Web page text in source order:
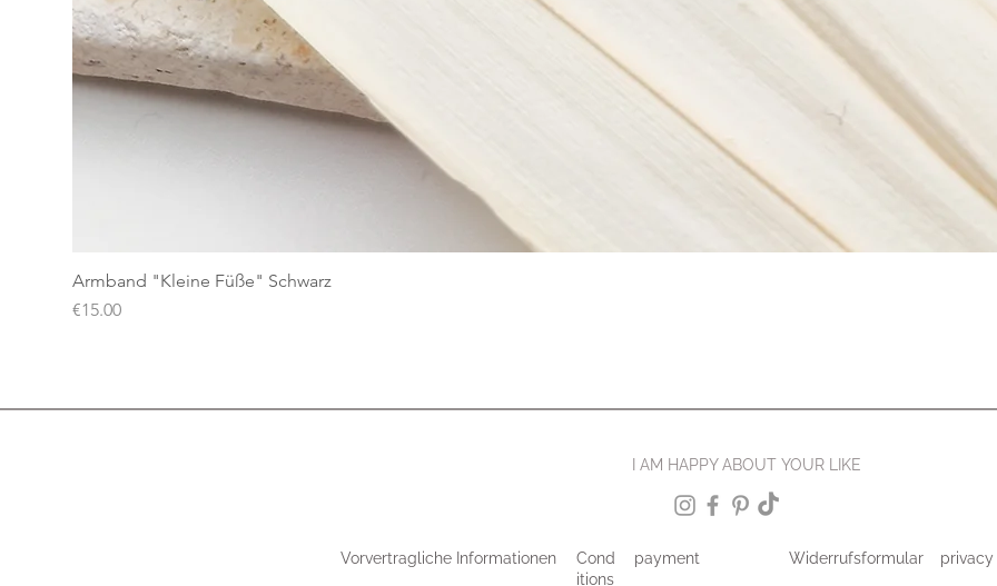
Armband "Kleine Füße" Schwarz
Price
€15.00
I AM HAPPY ABOUT YOUR LIKE
Vorvertragliche Informationen
Cond
itions
payment Widerrufsformular privacy